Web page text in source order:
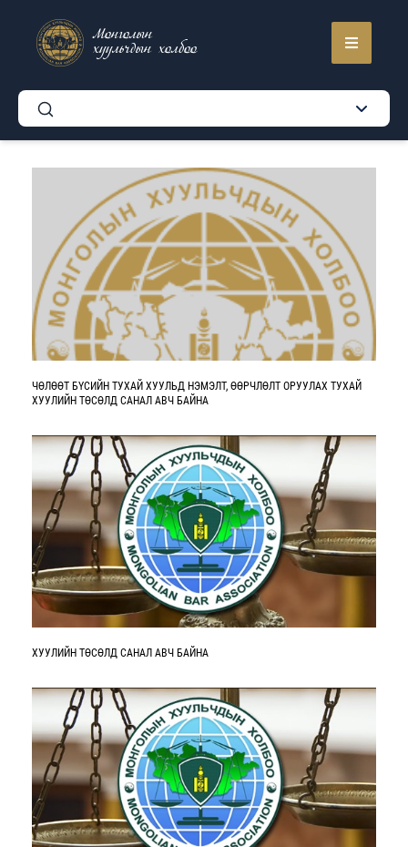
Монголын
хуульчдын холбоо
ЧӨЛӨӨТ БҮСИЙН ТУХАЙ ХУУЛЬД НЭМЭЛТ, ӨӨРЧЛӨЛТ ОРУУЛАХ ТУХАЙ
ХУУЛИЙН ТӨСӨЛД САНАЛ АВЧ БАЙНА
ХУУЛИЙН ТӨСӨЛД САНАЛ АВЧ БАЙНА